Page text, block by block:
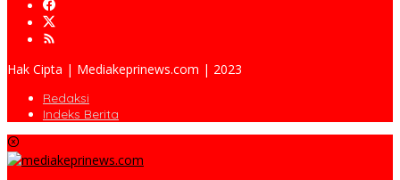
Hak Cipta | Mediakeprinews.com | 2023
Redaksi
Indeks Berita